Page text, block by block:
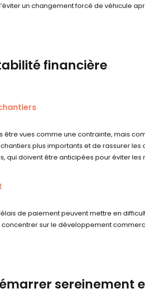
un changement forcé de véhicule
financière
être vues comme une contrainte, mais
plus importants et de rassurer les
qui doivent être anticipées pour éviter
de paiement peuvent mettre en
sur le développement
sereinement